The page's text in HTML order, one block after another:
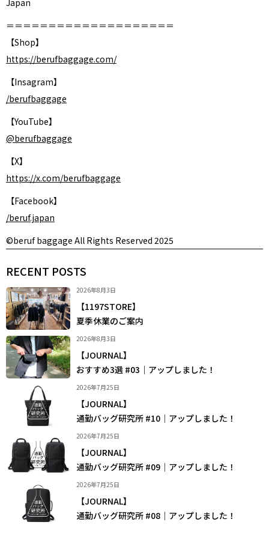
Japan
＝＝＝＝＝＝＝＝＝＝＝＝＝＝＝＝＝＝＝＝
【Shop】
https://berufbaggage.com/
【Insagram】
/berufbaggage
【YouTube】
@berufbaggage
【X】
https://x.com/berufbaggage
【Facebook】
/beruf.japan
©beruf baggage All Rights Reserved 2025
RECENT POSTS
2026年8月3日
【1197STORE】
夏季休業のご案内
2026年8月3日
【JOURNAL】
おすすめ3選 #03｜アップしました！
2026年7月25日
【JOURNAL】
通勤バッグ研究所 #10｜アップしました！
2026年7月25日
【JOURNAL】
通勤バッグ研究所 #09｜アップしました！
2026年7月25日
【JOURNAL】
通勤バッグ研究所 #08｜アップしました！